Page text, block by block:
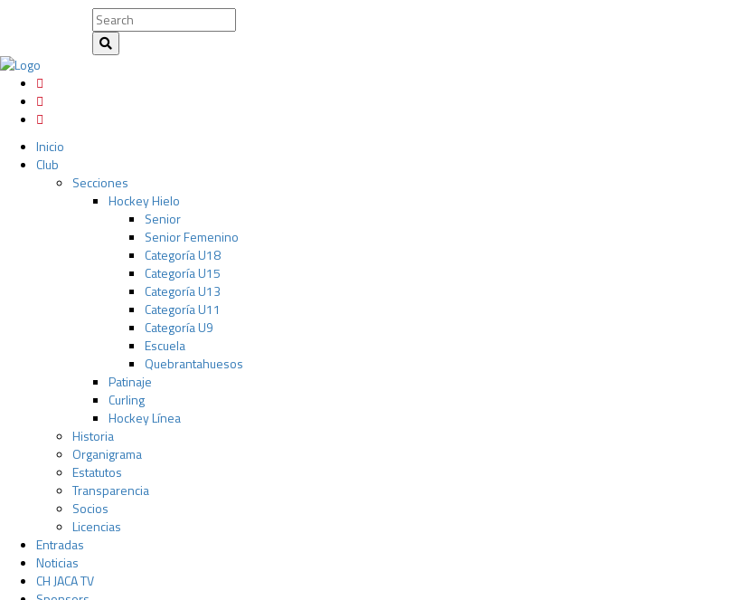
Inicio
Club
Secciones
Hockey Hielo
Senior
Senior Femenino
Categoría U18
Categoría U15
Categoría U13
Categoría U11
Categoría U9
Escuela
Quebrantahuesos
Patinaje
Curling
Hockey Línea
Historia
Organigrama
Estatutos
Transparencia
Socios
Licencias
Entradas
Noticias
CH JACA TV